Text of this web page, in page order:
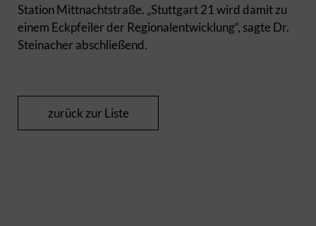
Station Mittnachtstraße. „Stuttgart 21 wird damit zu
einem Eckpfeiler der Regionalentwicklung“, sagte Dr.
Steinacher abschließend.
zurück zur Liste